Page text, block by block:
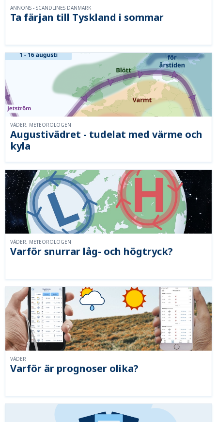
Ta färjan till Tyskland i sommar
ANNONS - SCANDLINES DANMARK
Augustivädret - tudelat med värme och
kyla
VÄDER, METEOROLOGEN
Varför snurrar låg- och högtryck?
VÄDER, METEOROLOGEN
Varför är prognoser olika?
VÄDER